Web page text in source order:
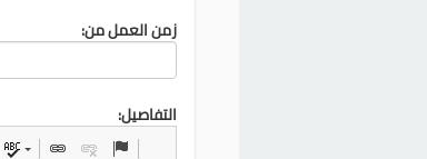
زمن العمل من:
التفاصيل: